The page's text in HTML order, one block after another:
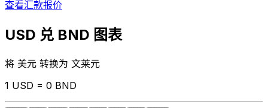
查看汇款报价
USD 兑 BND 图表
将 美元 转换为 文莱元
1 USD = 0 BND